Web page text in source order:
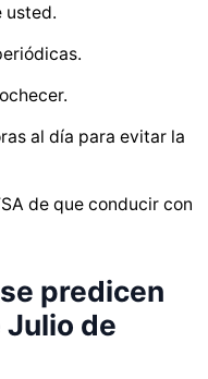
usted.
al día para evitar la
de que conducir con
predicen
de